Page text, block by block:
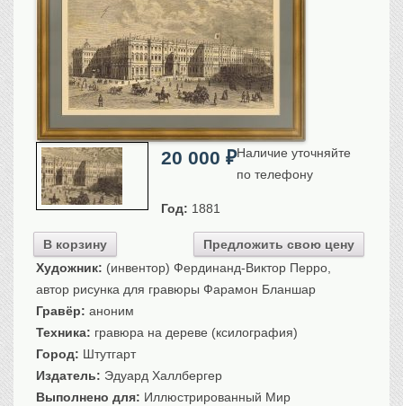
Российская империя
Прочие
Старинные карты
Российская империя
Европа
Мир
Исторические карты
Виды городов
Москва
Санкт-Петербург
Российская империя
Прочие
Ценные бумаги
История моды. Униформа
Гражданская мода
20 000₽
В корзину Предложить свою цену
Наличие уточняйте
по телефону
Год: 1881
Художник: (инвентор) Фердинанд-Виктор Перро,
автор рисунка для гравюры Фарамон Бланшар
Гравёр: аноним
Техника: гравюра на дереве (ксилография)
Город: Штутгарт
Издатель: Эдуард Халлбергер
Выполнено для: Иллюстрированный Мир